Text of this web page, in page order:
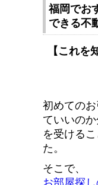
福岡でお
できる不
【これを
初めての
ていいの
を受ける
た。
そこで、
お部屋探